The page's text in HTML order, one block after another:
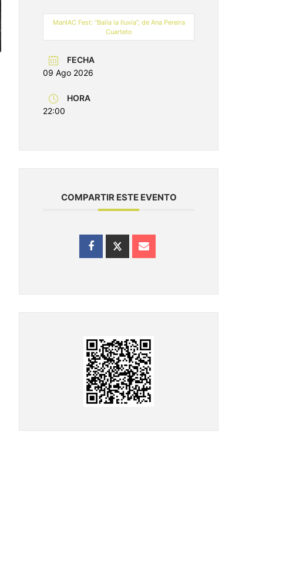
ManIAC Fest: “Baila la lluvia”, de Ana Pereira
Cuarteto
FECHA
09 Ago 2026
HORA
22:00
COMPARTIR ESTE EVENTO